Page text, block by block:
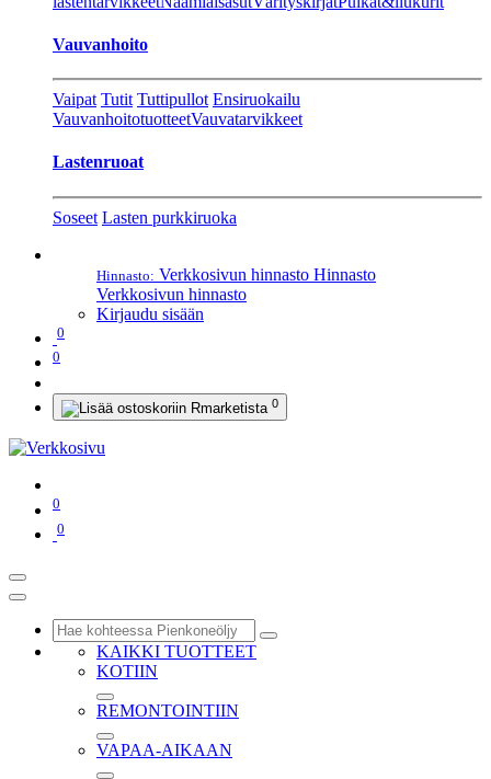
Vauvanhoito
Vaipat Tutit Tuttipullot Ensiruokailu
VauvanhoitotuotteetVauvatarvikkeet
Lastenruoat
Soseet Lasten purkkiruoka
Hinnasto: Verkkosivun hinnasto Hinnasto
Verkkosivun hinnasto
Kirjaudu sisään
0
0
0
0
0
KAIKKI TUOTTEET
KOTIIN
REMONTOINTIIN
VAPAA-AIKAAN